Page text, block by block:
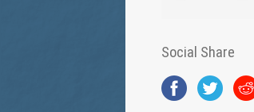
Social Share